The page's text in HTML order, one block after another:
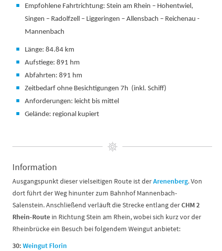
Empfohlene Fahrtrichtung: Stein am Rhein – Hohentwiel,
Singen – Radolfzell – Liggeringen – Allensbach – Reichenau -
Mannenbach
Länge: 84.84 km
Aufstiege: 891 hm
Abfahrten: 891 hm
Zeitbedarf ohne Besichtigungen 7h (inkl. Schiff)
Anforderungen: leicht bis mittel
Gelände: regional kupiert
Information
Ausgangspunkt dieser vielseitigen Route ist derArenenberg. Von
dort führt der Weg hinunter zum Bahnhof Mannenbach-
Salenstein. Anschließend verläuft die Strecke entlang derCHM 2
Rhein-Route in Richtung Stein am Rhein, wobei sich kurz vor der
Rheinbrücke ein Besuch bei folgendem Weingut anbietet:
30: Weingut Florin